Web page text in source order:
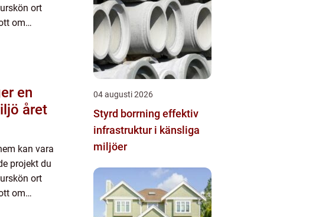
ort
om
en
året
kan vara
projekt du
ort
om
04 augusti 2026
Styrd borrning effektiv
infrastruktur i känsliga
miljöer